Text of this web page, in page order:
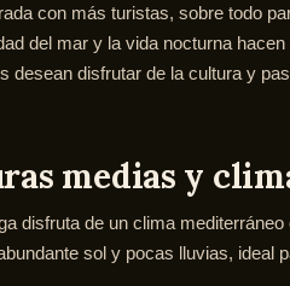
con más turistas, sobre todo
del mar y la vida nocturna
desean disfrutar de la cultura y
medias y
disfruta de un clima
sol y pocas lluvias, ideal